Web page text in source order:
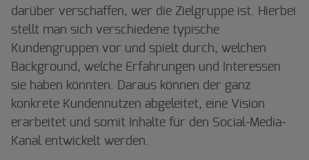
darüber verschaffen, wer die Zielgruppe ist. Hierbei
stellt man sich verschiedene typische
Kundengruppen vor und spielt durch, welchen
Background, welche Erfahrungen und Interessen
sie haben könnten. Daraus können der ganz
konkrete Kundennutzen abgeleitet, eine Vision
erarbeitet und somit Inhalte für den Social-Media-
Kanal entwickelt werden.